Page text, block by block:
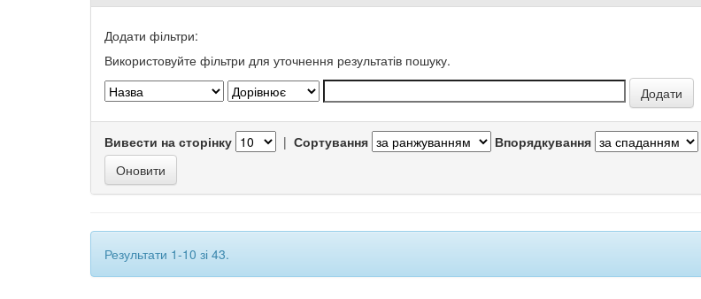
Додати фільтри:
Використовуйте фільтри для уточнення результатів пошуку.
Вивести на сторінку | Сортування Впорядкування
Результати 1-10 зі 43.